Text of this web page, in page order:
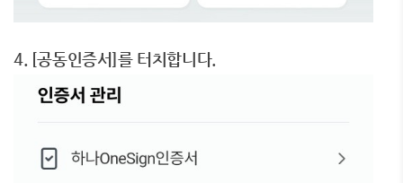
4. [공동인증서]를 터치합니다.